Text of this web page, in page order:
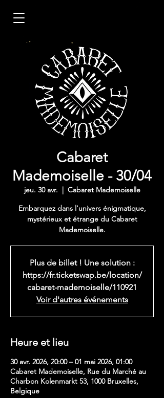
Cabaret
Mademoiselle - 30/04
jeu. 30 avr.
  |
Cabaret Mademoiselle
Embarquez dans l'univers énigmatique,
mystérieux et étrange du Cabaret
Mademoiselle.
Plus de billet ! Une solution :
https://fr.ticketswap.be/location/
cabaret-mademoiselle/110921
Voir d'autres événements
Heure et lieu
30 avr. 2026, 20:00 – 01 mai 2026, 01:00
Cabaret Mademoiselle, Rue du Marché au
Charbon Kolenmarkt 53, 1000 Bruxelles,
Belgique